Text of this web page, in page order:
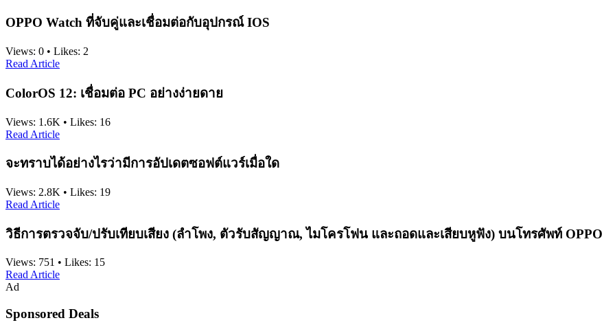
OPPO Watch ที่จับคู่และเชื่อมต่อกับอุปกรณ์ IOS
Views: 0 • Likes: 2
Read Article
ColorOS 12: เชื่อมต่อ PC อย่างง่ายดาย
Views: 1.6K • Likes: 16
Read Article
จะทราบได้อย่างไรว่ามีการอัปเดตซอฟต์แวร์เมื่อใด
Views: 2.8K • Likes: 19
Read Article
วิธีการตรวจจับ/ปรับเทียบเสียง (ลำโพง, ตัวรับสัญญาณ, ไมโครโฟน และถอดและเสียบหูฟัง) บนโทรศัพท์ OPPO
Views: 751 • Likes: 15
Read Article
Ad
Sponsored Deals